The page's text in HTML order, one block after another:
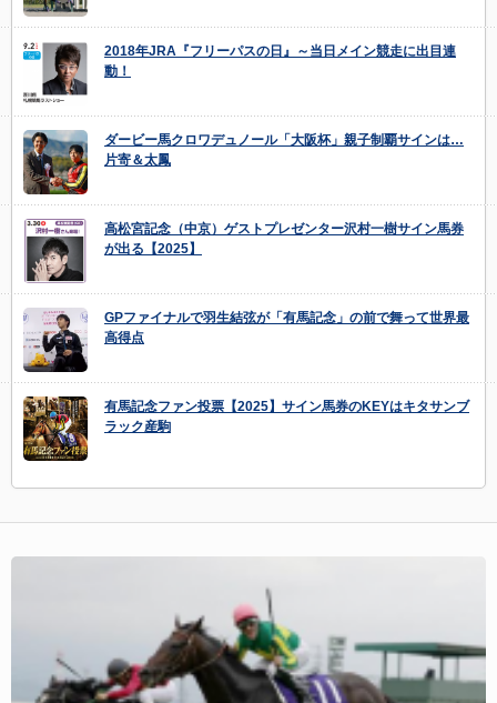
2018年JRA『フリーパスの日』～当日メイン競走に出目連
動！
ダービー馬クロワデュノール「大阪杯」親子制覇サインは…
片寄＆太鳳
高松宮記念（中京）ゲストプレゼンター沢村一樹サイン馬券
が出る【2025】
GPファイナルで羽生結弦が「有馬記念」の前で舞って世界最
高得点
有馬記念ファン投票【2025】サイン馬券のKEYはキタサンブ
ラック産駒